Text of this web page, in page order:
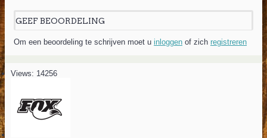
GEEF BEOORDELING
Om een beoordeling te schrijven moet u inloggen of zich registreren
Views: 14256